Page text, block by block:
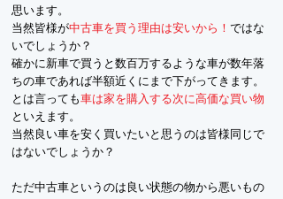
思います。
当然皆様が中古車を買う理由は安いから！ ではな
いでしょうか？
確かに新車で買うと数百万するような車が数年落
ちの車であれば半額近くにまで下がってきます。
とは言っても車は家を購入する次に高価な買い物
といえます。
当然良い車を安く買いたいと思うのは皆様同じで
はないでしょうか？
ただ中古車というのは良い状態の物から悪いもの